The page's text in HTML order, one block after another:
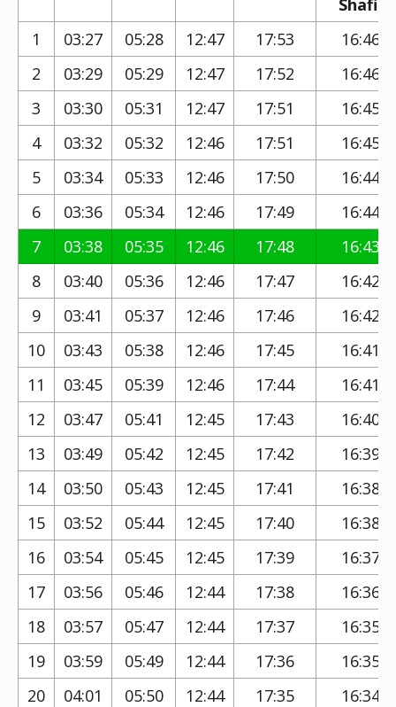
Shafi)
1
03:27 05:28 12:47 17:53
16:46
2
03:29 05:29 12:47 17:52
16:46
3
03:30 05:31 12:47 17:51
16:45
4
03:32 05:32 12:46 17:51
16:45
5
03:34 05:33 12:46 17:50
16:44
6
03:36 05:34 12:46 17:49
16:44
7
03:38 05:35 12:46 17:48
16:43
8
03:40 05:36 12:46 17:47
16:42
9
03:41 05:37 12:46 17:46
16:42
10
03:43 05:38 12:46 17:45
16:41
11
03:45 05:39 12:46 17:44
16:41
12
03:47 05:41 12:45 17:43
16:40
13
03:49 05:42 12:45 17:42
16:39
14
03:50 05:43 12:45 17:41
16:38
15
03:52 05:44 12:45 17:40
16:38
16
03:54 05:45 12:45 17:39
16:37
17
03:56 05:46 12:44 17:38
16:36
18
03:57 05:47 12:44 17:37
16:35
19
03:59 05:49 12:44 17:36
16:35
20
04:01 05:50 12:44 17:35
16:34